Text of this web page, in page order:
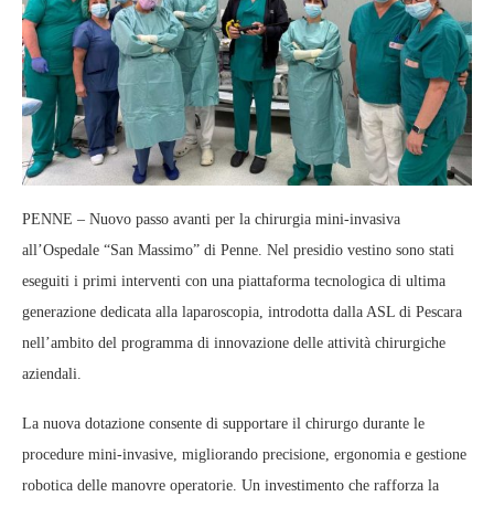
PENNE – Nuovo passo avanti per la chirurgia mini‑invasiva
all’Ospedale “San Massimo” di Penne. Nel presidio vestino sono stati
eseguiti i primi interventi con una piattaforma tecnologica di ultima
generazione dedicata alla laparoscopia, introdotta dalla ASL di Pescara
nell’ambito del programma di innovazione delle attività chirurgiche
aziendali.
La nuova dotazione consente di supportare il chirurgo durante le
procedure mini‑invasive, migliorando precisione, ergonomia e gestione
robotica delle manovre operatorie. Un investimento che rafforza la